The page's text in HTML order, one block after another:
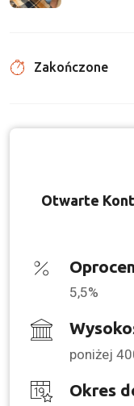
Zakończone
Otwarte
5,5%
poniżej
Okres